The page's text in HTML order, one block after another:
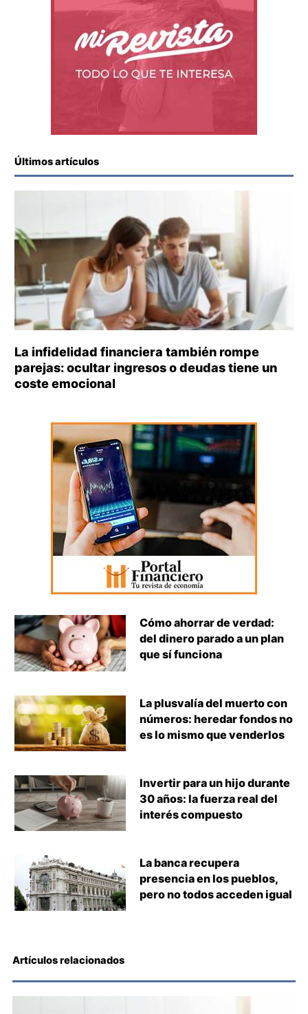
Últimos artículos
La infidelidad financiera también rompe
parejas: ocultar ingresos o deudas tiene un
coste emocional
Cómo ahorrar de verdad:
del dinero parado a un plan
que sí funciona
La plusvalía del muerto con
números: heredar fondos no
es lo mismo que venderlos
Invertir para un hijo durante
30 años: la fuerza real del
interés compuesto
La banca recupera
presencia en los pueblos,
pero no todos acceden igual
Artículos relacionados